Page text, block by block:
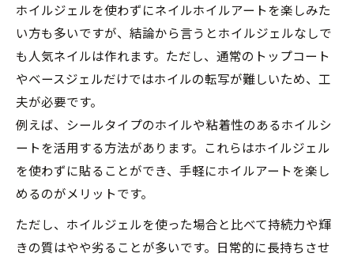
ホイルジェルを使わずにネイルホイルアートを楽しみた
い方も多いですが、結論から言うとホイルジェルなしで
も人気ネイルは作れます。ただし、通常のトップコート
やベースジェルだけではホイルの転写が難しいため、工
夫が必要です。
例えば、シールタイプのホイルや粘着性のあるホイルシ
ートを活用する方法があります。これらはホイルジェル
を使わずに貼ることができ、手軽にホイルアートを楽し
めるのがメリットです。
ただし、ホイルジェルを使った場合と比べて持続力や輝
きの質はやや劣ることが多いです。日常的に長持ちさせ